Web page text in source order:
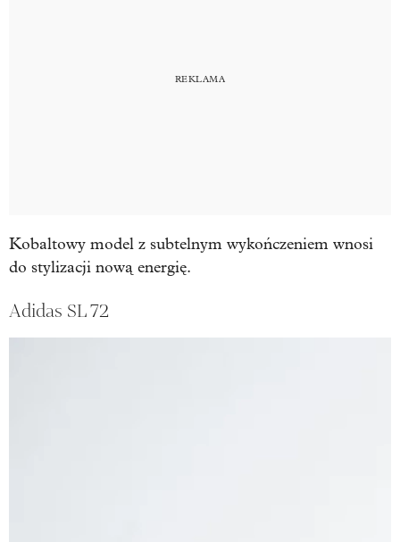
Kobaltowy model z subtelnym wykończeniem wnosi
do stylizacji nową energię.
Adidas SL 72